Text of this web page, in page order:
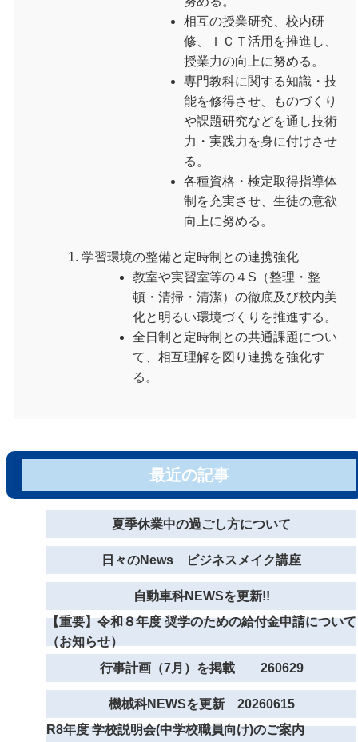
相互の授業研究、校内研
修、ＩＣＴ活用を推進し、
授業力の向上に努める。
専門教科に関する知識・技
能を修得させ、ものづくり
や課題研究などを通し技術
力・実践力を身に付けさせ
る。
各種資格・検定取得指導体
制を充実させ、生徒の意欲
向上に努める。
学習環境の整備と定時制との連携強化
教室や実習室等の４S（整理・整
頓・清掃・清潔）の徹底及び校内美
化と明るい環境づくりを推進する。
全日制と定時制との共通課題につい
て、相互理解を図り連携を強化す
る。
最近の記事
夏季休業中の過ごし方について
日々のNews ビジネスメイク講座
自動車科NEWSを更新!!
【重要】令和８年度 奨学のための給付金申請について
（お知らせ）
行事計画（7月）を掲載 260629
機械科NEWSを更新 20260615
R8年度 学校説明会(中学校職員向け)のご案内